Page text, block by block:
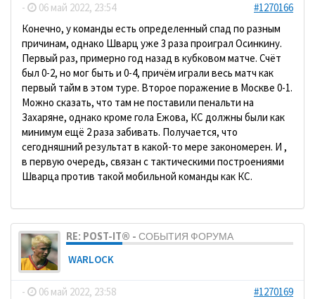
- 06 май 2022, 23:54
#1270166
Конечно, у команды есть определенный спад по разным
причинам, однако Шварц уже 3 раза проиграл Осинкину.
Первый раз, примерно год назад в кубковом матче. Счёт
был 0-2, но мог быть и 0-4, причём играли весь матч как
первый тайм в этом туре. Второе поражение в Москве 0-1.
Можно сказать, что там не поставили пенальти на
Захаряне, однако кроме гола Ежова, КС должны были как
минимум ещё 2 раза забивать. Получается, что
сегодняшний результат в какой-то мере закономерен. И ,
в первую очередь, связан с тактическими построениями
Шварца против такой мобильной команды как КС.
RE: POST-IT® - СОБЫТИЯ ФОРУМА
WARLOCK
- 06 май 2022, 23:58 #1270169